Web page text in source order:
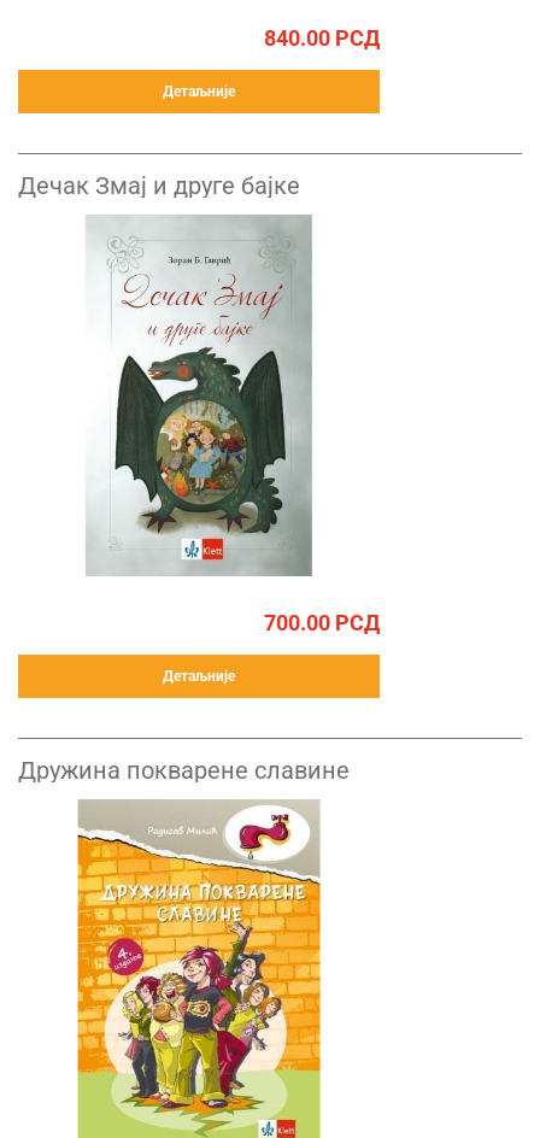
840.00 РСД
Детаљније
Дечак Змај и друге бајке
700.00 РСД
Детаљније
Дружина покварене славине